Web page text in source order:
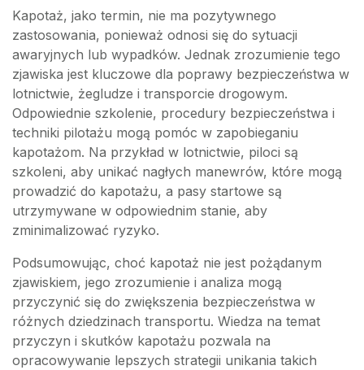
Kapotaż, jako termin, nie ma pozytywnego
zastosowania, ponieważ odnosi się do sytuacji
awaryjnych lub wypadków. Jednak zrozumienie tego
zjawiska jest kluczowe dla poprawy bezpieczeństwa w
lotnictwie, żegludze i transporcie drogowym.
Odpowiednie szkolenie, procedury bezpieczeństwa i
techniki pilotażu mogą pomóc w zapobieganiu
kapotażom. Na przykład w lotnictwie, piloci są
szkoleni, aby unikać nagłych manewrów, które mogą
prowadzić do kapotażu, a pasy startowe są
utrzymywane w odpowiednim stanie, aby
zminimalizować ryzyko.
Podsumowując, choć kapotaż nie jest pożądanym
zjawiskiem, jego zrozumienie i analiza mogą
przyczynić się do zwiększenia bezpieczeństwa w
różnych dziedzinach transportu. Wiedza na temat
przyczyn i skutków kapotażu pozwala na
opracowywanie lepszych strategii unikania takich